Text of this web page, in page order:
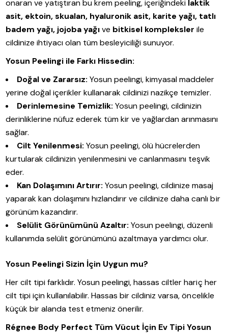
onaran ve yatıştıran bu krem peeling, içeriğindeki laktik
asit, ektoin, skualan, hyaluronik asit, karite yağı, tatlı
badem yağı, jojoba yağıve bitkisel kompleksler ile
cildinize ihtiyacı olan tüm besleyiciliği sunuyor.
Yosun Peelingi ile Farkı Hissedin:
Doğal ve Zararsız: Yosun peelingi, kimyasal maddeler
yerine doğal içerikler kullanarak cildinizi nazikçe temizler.
Derinlemesine Temizlik: Yosun peelingi, cildinizin
derinliklerine nüfuz ederek tüm kir ve yağlardan arınmasını
sağlar.
Cilt Yenilenmesi: Yosun peelingi, ölü hücrelerden
kurtularak cildinizin yenilenmesini ve canlanmasını teşvik
eder.
Kan Dolaşımını Artırır: Yosun peelingi, cildinize masaj
yaparak kan dolaşımını hızlandırır ve cildinize daha canlı bir
görünüm kazandırır.
Selülit Görünümünü Azaltır: Yosun peelingi, düzenli
kullanımda selülit görünümünü azaltmaya yardımcı olur.
Yosun Peelingi Sizin İçin Uygun mu?
Her cilt tipi farklıdır. Yosun peelingi, hassas ciltler hariç her
cilt tipi için kullanılabilir. Hassas bir cildiniz varsa, öncelikle
küçük bir alanda test etmeniz önerilir.
Régnee Body Perfect Tüm Vücut İçin Ev Tipi Yosun